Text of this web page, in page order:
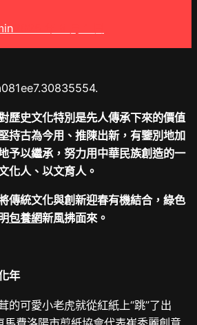
歷史文化特別是先人傳承下來的價值
持古為今用、推陳出新，有鑒別地加
予以繼承，努力用中華民族創造的一
化人、以文育人。
傳統文化與創新迎春有機結合，綠色
包養網新風拂面來。
年
的可愛小老虎就從紅紙上“跳”了出